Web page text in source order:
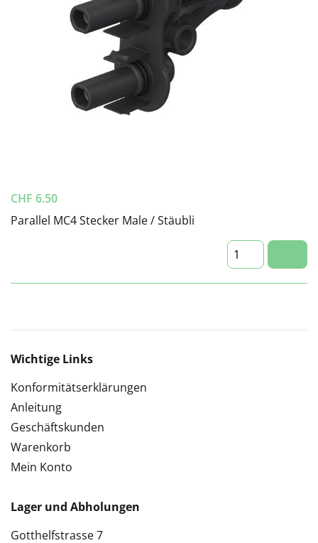
CHF 6.50
Parallel MC4 Stecker Male / Stäubli
Wichtige Links
Konformitätserklärungen
Anleitung
Geschäftskunden
Warenkorb
Mein Konto
Lager und Abholungen
Gotthelfstrasse 7